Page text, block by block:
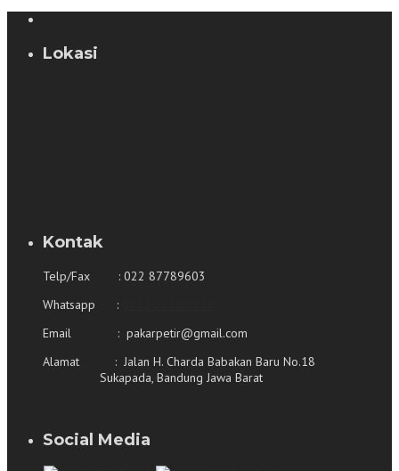
Lokasi
Kontak
Telp/Fax : 022 87789603
Whatsapp :
Email : pakarpetir@gmail.com
Alamat : Jalan H. Charda Babakan Baru No.18
Sukapada, Bandung Jawa Barat
Social Media